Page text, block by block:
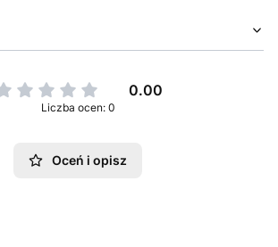
0.00
Liczba ocen: 0
Oceń i opisz